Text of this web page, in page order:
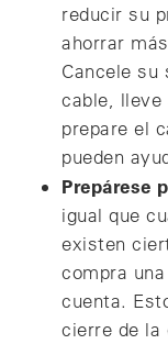
reducir su
ahorrar
Cancele
cable, lleve
prepare el
pueden
Prepárese
igual que
existen
compra
cuenta.
cierre de la